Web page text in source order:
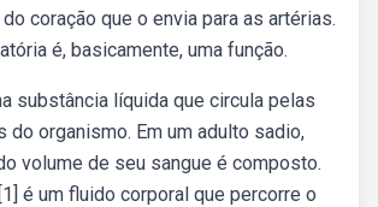
coração que o envia para as artérias.
é, basicamente, uma função.
substância líquida que circula pelas
do organismo. Em um adulto sadio,
volume de seu sangue é composto.
é um fluido corporal que percorre o